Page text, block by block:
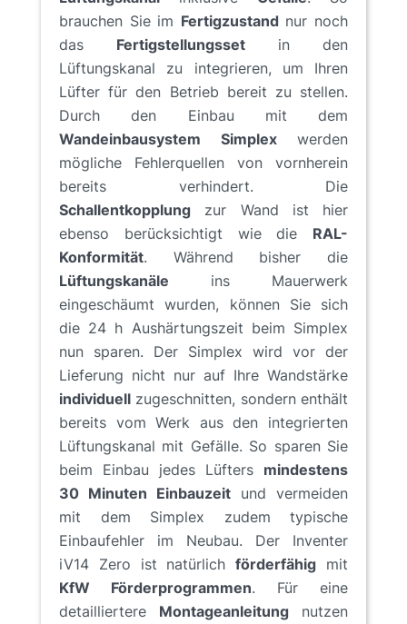
brauchen Sie im Fertigzustandnur noch
das Fertigstellungsset in den
Lüftungskanal zu integrieren, um Ihren
Lüfter für den Betrieb bereit zu stellen.
Durch den Einbau mit dem
Wandeinbausystem Simplexwerden
mögliche Fehlerquellen von vornherein
bereits verhindert. Die
Schallentkopplung zur Wand ist hier
ebenso berücksichtigt wie die RAL-
Konformität. Während bisher die
Lüftungskanäle ins Mauerwerk
eingeschäumt wurden, können Sie sich
die 24 h Aushärtungszeit beim Simplex
nun sparen. Der Simplex wird vor der
Lieferung nicht nur auf Ihre Wandstärke
individuell zugeschnitten, sondern enthält
bereits vom Werk aus den integrierten
Lüftungskanal mit Gefälle. So sparen Sie
beim Einbau jedes Lüfters mindestens
30 Minuten Einbauzeit und vermeiden
mit dem Simplex zudem typische
Einbaufehler im Neubau. Der Inventer
iV14 Zero ist natürlichförderfähig mit
KfW Förderprogrammen. Für eine
detailliertere Montageanleitung nutzen